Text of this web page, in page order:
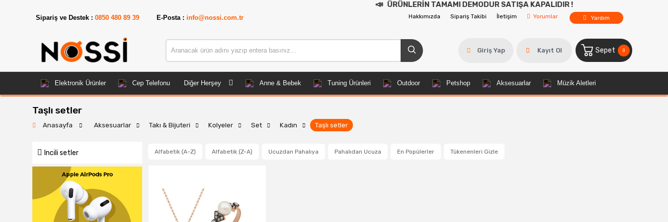
ÜRÜNLERİN TAMAMI DEMODUR SATIŞA KAPALIDIR !
Sipariş ve Destek : 0850 480 89 39 E-Posta :info@nossi.com.tr Hakkımızda Sipariş Takibi İletişim Yorumlar Yardım
Giriş Yap Kayıt Ol Sepet 0
Elektronik Ürünler Cep Telefonu Diğer Herşey Anne & Bebek Tuning Ürünleri Outdoor Petshop Aksesuarlar Müzik Aletleri
Taşlı setler
Anasayfa Aksesuarlar Takı & Bijuteri Kolyeler Set Kadın Taşlı setler
Incili setler Alfabetik (A-Z) Alfabetik (Z-A) Ucuzdan Pahalıya Pahalıdan Ucuza En Popülerler Tükenenleri Gizle